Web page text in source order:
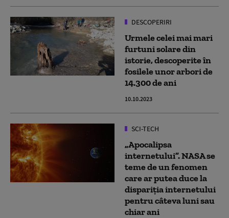
DESCOPERIRI
Urmele celei mai mari
furtuni solare din
istorie, descoperite în
fosilele unor arbori de
14.300 de ani
10.10.2023
SCI-TECH
„Apocalipsa
internetului”. NASA se
teme de un fenomen
care ar putea duce la
dispariția internetului
pentru câteva luni sau
chiar ani